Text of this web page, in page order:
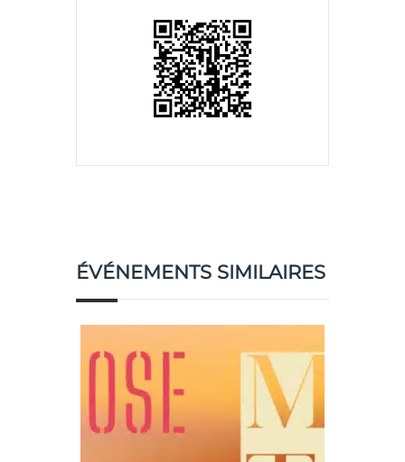
ÉVÉNEMENTS SIMILAIRES